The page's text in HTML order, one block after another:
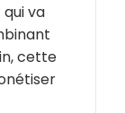
va
cette